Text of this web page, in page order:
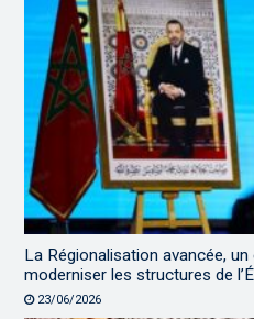
La Régionalisation avancée,
moderniser les structures de
23/06/2026